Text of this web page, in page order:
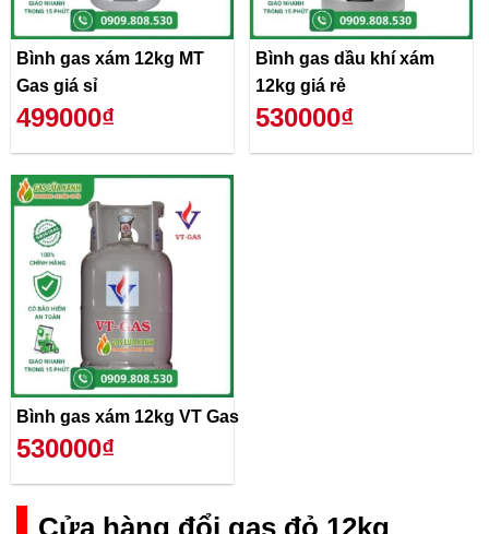
Bình gas xám 12kg MT
Gas giá sỉ
499000₫
Bình gas dầu khí xám
12kg giá rẻ
530000₫
Bình gas xám 12kg VT Gas
530000₫
Cửa hàng đổi gas đỏ 12kg